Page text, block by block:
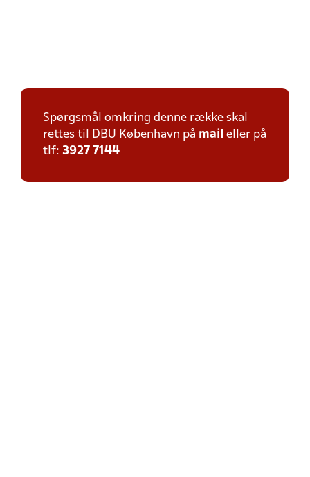
Spørgsmål omkring denne række skal
rettes til DBU København på mail eller på
tlf: 3927 7144